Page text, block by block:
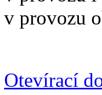
v provozu
Otevírací